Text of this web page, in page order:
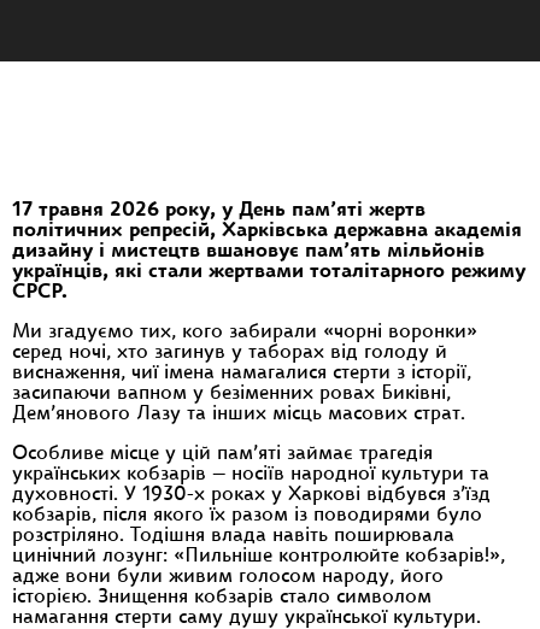
17 травня 2026 року, у День пам’яті жертв
політичних репресій, Харківська державна академія
дизайну і мистецтв вшановує пам’ять мільйонів
українців, які стали жертвами тоталітарного режиму
СРСР.
Ми згадуємо тих, кого забирали «чорні воронки»
серед ночі, хто загинув у таборах від голоду й
виснаження, чиї імена намагалися стерти з історії,
засипаючи вапном у безіменних ровах Биківні,
Дем’янового Лазу та інших місць масових страт.
Особливе місце у цій пам’яті займає трагедія
українських кобзарів — носіїв народної культури та
духовності. У 1930-х роках у Харкові відбувся з’їзд
кобзарів, після якого їх разом із поводирями було
розстріляно. Тодішня влада навіть поширювала
цинічний лозунг: «Пильніше контролюйте кобзарів!»,
адже вони були живим голосом народу, його
історією. Знищення кобзарів стало символом
намагання стерти саму душу української культури.